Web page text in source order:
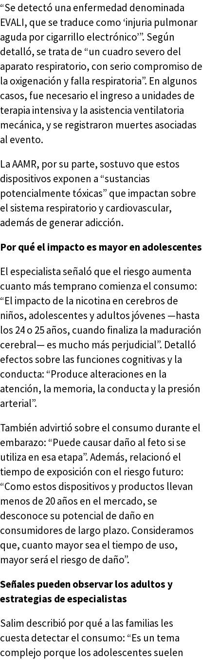
“Se detectó una enfermedad denominada
EVALI, que se traduce como ‘injuria pulmonar
aguda por cigarrillo electrónico’”. Según
detalló, se trata de “un cuadro severo del
aparato respiratorio, con serio compromiso de
la oxigenación y falla respiratoria”. En algunos
casos, fue necesario el ingreso a unidades de
terapia intensiva y la asistencia ventilatoria
mecánica, y se registraron muertes asociadas
al evento.
La AAMR, por su parte, sostuvo que estos
dispositivos exponen a “sustancias
potencialmente tóxicas” que impactan sobre
el sistema respiratorio y cardiovascular,
además de generar adicción.
Por qué el impacto es mayor en adolescentes
El especialista señaló que el riesgo aumenta
cuanto más temprano comienza el consumo:
“El impacto de la nicotina en cerebros de
niños, adolescentes y adultos jóvenes —hasta
los 24 o 25 años, cuando finaliza la maduración
cerebral— es mucho más perjudicial”. Detalló
efectos sobre las funciones cognitivas y la
conducta: “Produce alteraciones en la
atención, la memoria, la conducta y la presión
arterial”.
También advirtió sobre el consumo durante el
embarazo: “Puede causar daño al feto si se
utiliza en esa etapa”. Además, relacionó el
tiempo de exposición con el riesgo futuro:
“Como estos dispositivos y productos llevan
menos de 20 años en el mercado, se
desconoce su potencial de daño en
consumidores de largo plazo. Consideramos
que, cuanto mayor sea el tiempo de uso,
mayor será el riesgo de daño”.
Señales pueden observar los adultos y
estrategias de especialistas
Salim describió por qué a las familias les
cuesta detectar el consumo: “Es un tema
complejo porque los adolescentes suelen